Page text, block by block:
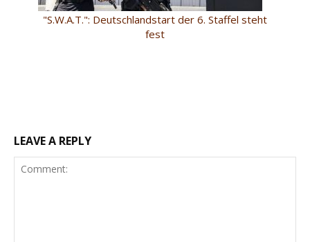
"S.W.A.T.": Deutschlandstart der 6. Staffel steht
fest
LEAVE A REPLY